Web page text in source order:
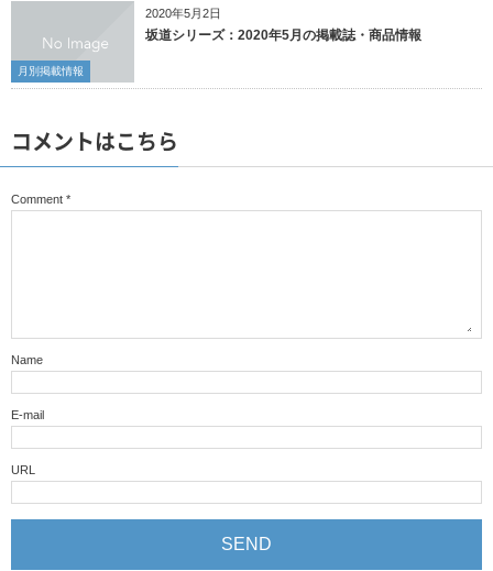
2020年5月2日
月別掲載情報
坂道シリーズ：2020年5月の掲載誌・商品情報
コメントはこちら
Comment *
Name
E-mail
URL